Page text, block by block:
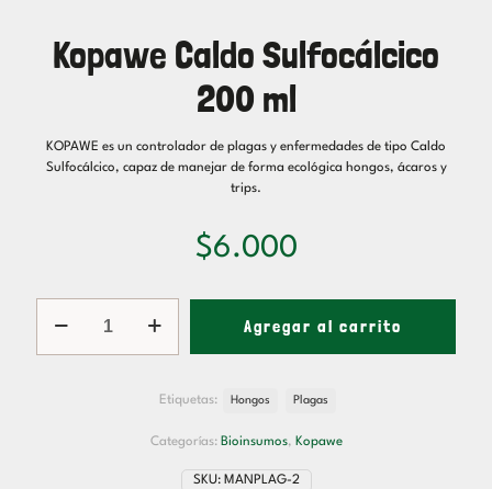
Kopawe Caldo Sulfocálcico
200 ml
KOPAWE es un controlador de plagas y enfermedades de tipo Caldo
Sulfocálcico, capaz de manejar de forma ecológica hongos, ácaros y
trips.
$6.000
Caldo
Agregar al carrito
SKU: MANPLAG-2
Categorías: Bioinsumos, Kopawe
Etiquetas: Hongos Plagas